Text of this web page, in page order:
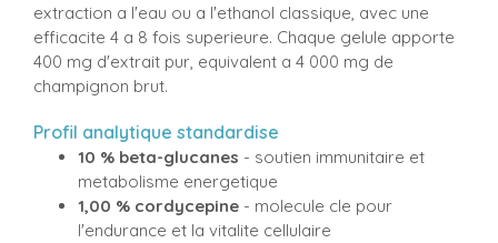
extraction a l'eau ou a l'ethanol classique, avec une
efficacite 4 a 8 fois superieure. Chaque gelule apporte
400 mg d'extrait pur, equivalent a 4 000 mg de
champignon brut.
Profil analytique standardise
10 % beta-glucanes - soutien immunitaire et
metabolisme energetique
1,00 % cordycepine - molecule cle pour
l'endurance et la vitalite cellulaire